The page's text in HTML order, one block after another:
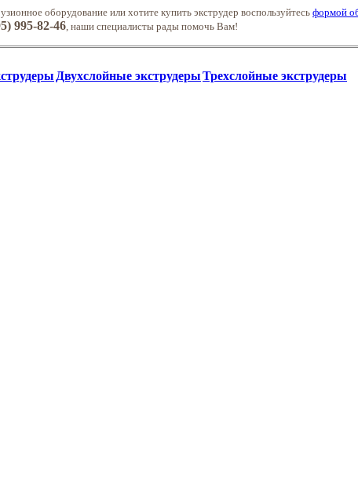
оборудование или хотите купить экструдер воспользуйтесь формой
995-82-46 , наши специалисты рады помочь Вам!
Двухслойные экструдерыТрехслойные экструдеры